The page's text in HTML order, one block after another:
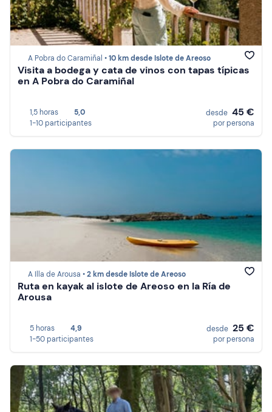
A Pobra do Caramiñal •10 km desde Islote de Areoso
Visita a bodega y cata de vinos con tapas típicas
en A Pobra do Caramiñal
1,5 horas
5,0
1-10 participantes
desde 45 €
por persona
A Illa de Arousa •2 km desde Islote de Areoso
Ruta en kayak al islote de Areoso en la Ría de
Arousa
5 horas
4,9
1-50 participantes
desde 25 €
por persona